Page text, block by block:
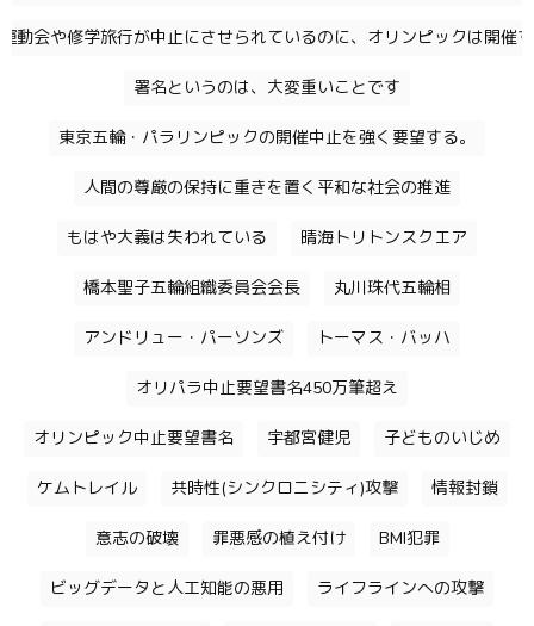
動会や修学旅行が中止にさせられているのに、オリンピックは開催
署名というのは、大変重いことです
東京五輪・パラリンピックの開催中止を強く要望する。
人間の尊厳の保持に重きを置く平和な社会の推進
もはや大義は失われている 晴海トリトンスクエア
橋本聖子五輪組織委員会会長 丸川珠代五輪相
アンドリュー・パーソンズ トーマス・バッハ
オリパラ中止要望書名450万筆超え
オリンピック中止要望書名 宇都宮健児 子どものいじめ
ケムトレイル 共時性(シンクロニシティ)攻撃 情報封鎖
意志の破壊 罪悪感の植え付け BMI犯罪
ビッグデータと人工知能の悪用 ライフラインへの攻撃